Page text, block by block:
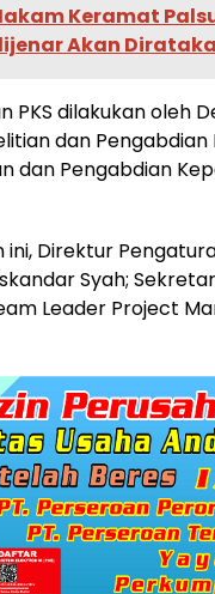
Keramat
Akan
dilakukan oleh
dan
dan Pengabdian
Direktur
Syah;
Leader Project